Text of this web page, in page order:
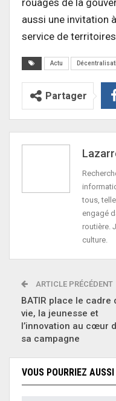
rouages de la
aussi une invitation
service de
Actu
Partager
tous,
engagé
routière.
culture.
ARTICLE PRÉCÉDENT
BATIR place le cadre
vie, la jeunesse et
l’innovation au cœur
sa campagne
VOUS POURRIEZ